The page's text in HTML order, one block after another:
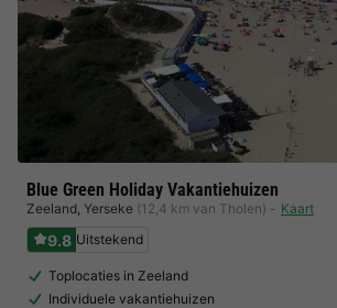
Blue Green Holiday Vakantiehuizen
Zeeland, Yerseke (12,4 km van Tholen) Kaart
9.8 Uitstekend
Toplocaties in Zeeland
Individuele vakantiehuizen